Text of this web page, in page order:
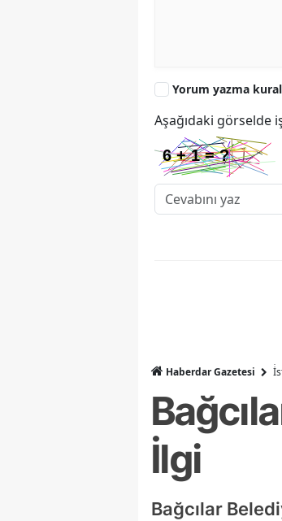
Yorum yazma
Aşağıdaki görselde
Haberdar Gazetesi
İlgi
Bağcılar